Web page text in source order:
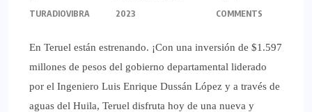
TURADIOVIBRA
2023
COMMENTS
En Teruel están estrenando. ¡Con una inversión de $1.597
millones de pesos del gobierno departamental liderado
por el Ingeniero Luis Enrique Dussán López y a través de
aguas del Huila, Teruel disfruta hoy de una nueva y